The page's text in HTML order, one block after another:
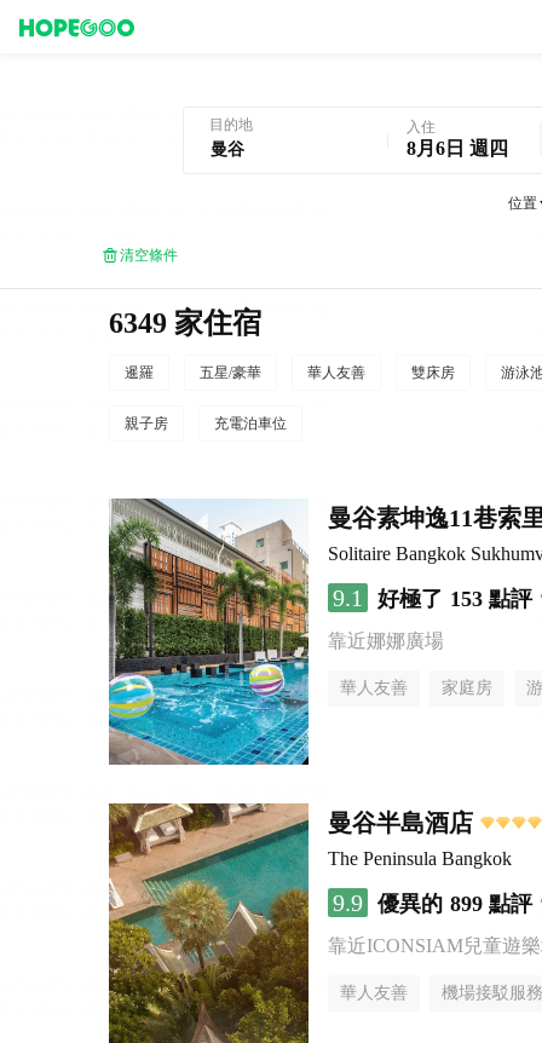
目的地 入住
8月6日 週四
位置
清空條件
6349 家住宿
暹羅 五星/豪華 華人友善 雙床房 游泳
親子房 充電泊車位
曼谷素坤逸11巷索
Solitaire Bangkok
9.1 好極了 153 點評
靠近娜娜廣場
華人友善 家庭房
曼谷半島酒店
The Peninsula Bangkok
9.9 優異的 899 點評
靠近ICONSIAM兒童遊
華人友善 機場接駁服務